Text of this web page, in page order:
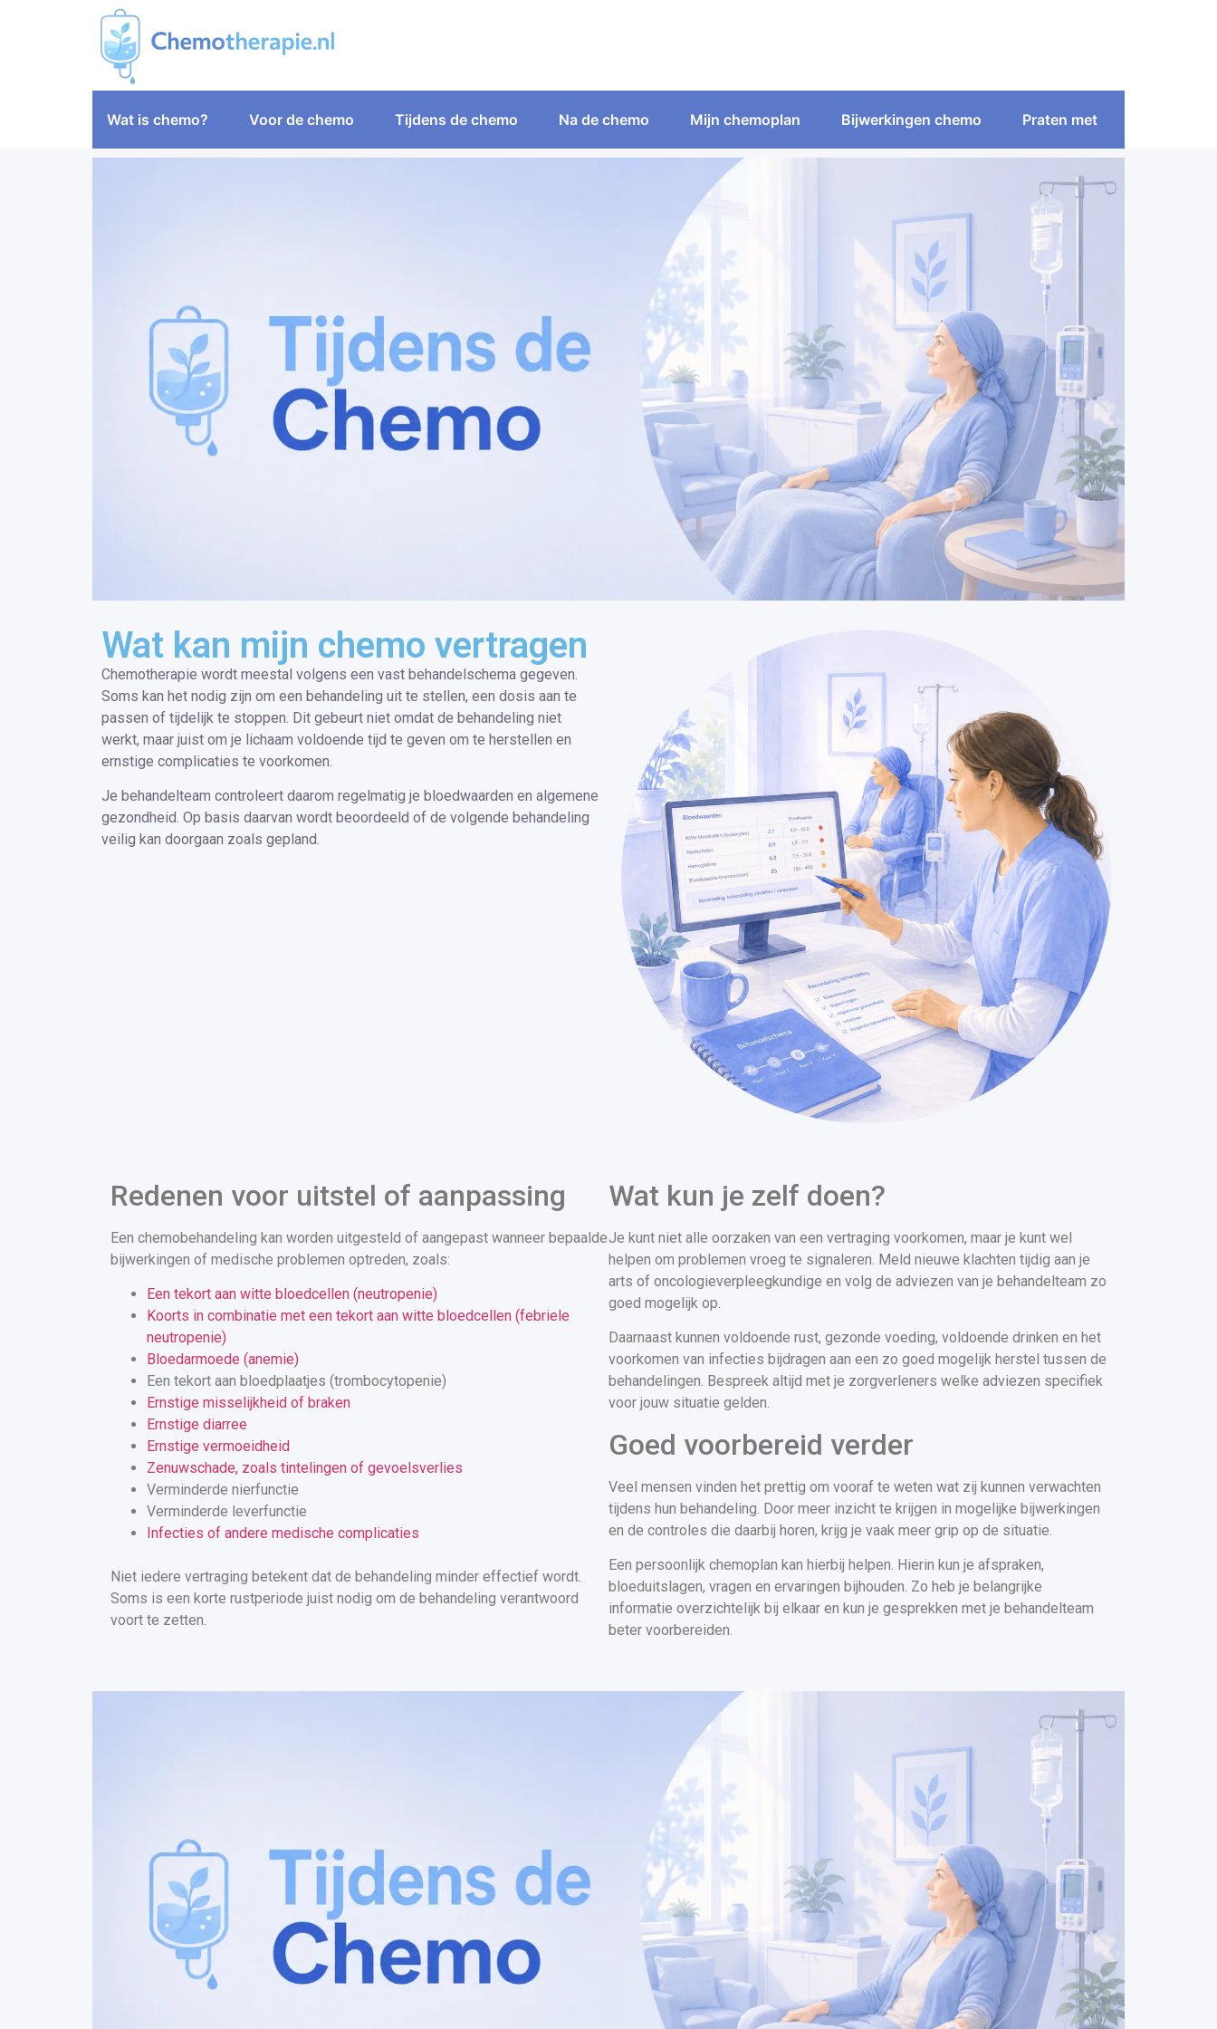
Wat is chemo? Voor de chemo Tijdens de chemo Na de chemo Mijn chemoplan Bijwerkingen chemo Praten met
Wat kan mijn chemo vertragen
Chemotherapie wordt meestal volgens een vast behandelschema gegeven.
Soms kan het nodig zijn om een behandeling uit te stellen, een dosis aan te
passen of tijdelijk te stoppen. Dit gebeurt niet omdat de behandeling niet
werkt, maar juist om je lichaam voldoende tijd te geven om te herstellen en
ernstige complicaties te voorkomen.
Je behandelteam controleert daarom regelmatig je bloedwaarden en algemene
gezondheid. Op basis daarvan wordt beoordeeld of de volgende behandeling
veilig kan doorgaan zoals gepland.
Redenen voor uitstel of aanpassing
Een chemobehandeling kan worden uitgesteld of aangepast wanneer bepaalde
bijwerkingen of medische problemen optreden, zoals:
Een tekort aan witte bloedcellen (neutropenie)
Koorts in combinatie met een tekort aan witte bloedcellen (febriele
neutropenie)
Bloedarmoede (anemie)
Een tekort aan bloedplaatjes (trombocytopenie)
Ernstige misselijkheid of braken
Ernstige diarree
Ernstige vermoeidheid
Zenuwschade, zoals tintelingen of gevoelsverlies
Verminderde nierfunctie
Verminderde leverfunctie
Infecties of andere medische complicaties
Niet iedere vertraging betekent dat de behandeling minder effectief wordt.
Soms is een korte rustperiode juist nodig om de behandeling verantwoord
voort te zetten.
Wat kun je zelf doen?
Je kunt niet alle oorzaken van een vertraging voorkomen, maar je kunt wel
helpen om problemen vroeg te signaleren. Meld nieuwe klachten tijdig aan je
arts of oncologieverpleegkundige en volg de adviezen van je behandelteam zo
goed mogelijk op.
Daarnaast kunnen voldoende rust, gezonde voeding, voldoende drinken en het
voorkomen van infecties bijdragen aan een zo goed mogelijk herstel tussen de
behandelingen. Bespreek altijd met je zorgverleners welke adviezen specifiek
voor jouw situatie gelden.
Goed voorbereid verder
Veel mensen vinden het prettig om vooraf te weten wat zij kunnen verwachten
tijdens hun behandeling. Door meer inzicht te krijgen in mogelijke bijwerkingen
en de controles die daarbij horen, krijg je vaak meer grip op de situatie.
Een persoonlijk chemoplan kan hierbij helpen. Hierin kun je afspraken,
bloeduitslagen, vragen en ervaringen bijhouden. Zo heb je belangrijke
informatie overzichtelijk bij elkaar en kun je gesprekken met je behandelteam
beter voorbereiden.